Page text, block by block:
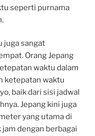
seperti purnama
juga sangat
Orang Jepang
waktu dalam
ketepatan waktu
baik dari sisi jadwal
Jepang kini juga
yang utama di
dengan berbagai